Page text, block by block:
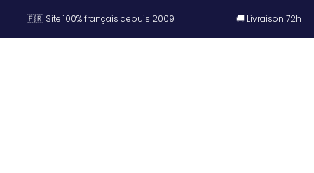
🇫🇷 Site 100% français depuis 2009 🚚 Livraison 72h